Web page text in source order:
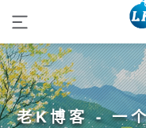
老K博客 - 一